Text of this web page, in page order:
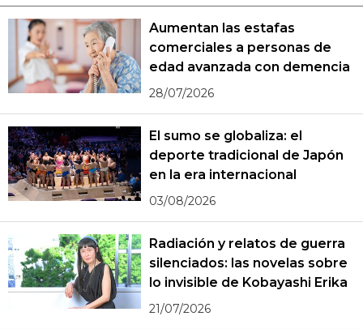
Aumentan las estafas
comerciales a personas de
edad avanzada con demencia
28/07/2026
El sumo se globaliza: el
deporte tradicional de Japón
en la era internacional
03/08/2026
Radiación y relatos de guerra
silenciados: las novelas sobre
lo invisible de Kobayashi Erika
21/07/2026